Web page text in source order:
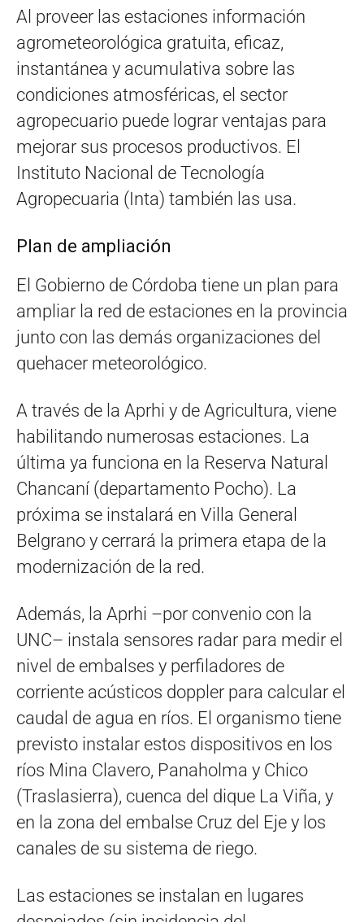
Al proveer las estaciones información
agrometeorológica gratuita, eficaz,
instantánea y acumulativa sobre las
condiciones atmosféricas, el sector
agropecuario puede lograr ventajas para
mejorar sus procesos productivos. El
Instituto Nacional de Tecnología
Agropecuaria (Inta) también las usa.
Plan de ampliación
El Gobierno de Córdoba tiene un plan para
ampliar la red de estaciones en la provincia
junto con las demás organizaciones del
quehacer meteorológico.
A través de la Aprhi y de Agricultura, viene
habilitando numerosas estaciones. La
última ya funciona en la Reserva Natural
Chancaní (departamento Pocho). La
próxima se instalará en Villa General
Belgrano y cerrará la primera etapa de la
modernización de la red.
Además, la Aprhi –por convenio con la
UNC– instala sensores radar para medir el
nivel de embalses y perfiladores de
corriente acústicos doppler para calcular el
caudal de agua en ríos. El organismo tiene
previsto instalar estos dispositivos en los
ríos Mina Clavero, Panaholma y Chico
(Traslasierra), cuenca del dique La Viña, y
en la zona del embalse Cruz del Eje y los
canales de su sistema de riego.
Las estaciones se instalan en lugares